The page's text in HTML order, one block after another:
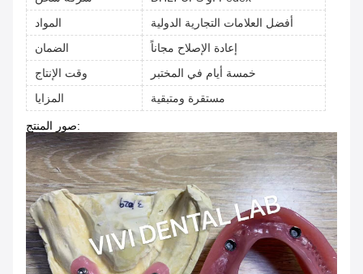
المواد
أفضل العلامات التجارية الدولية
الضمان
إعادة الإصلاح مجاناً
وقت الإنتاج
خمسة أيام في المختبر
المزايا
مستقرة ومتبقية
صور المنتج: